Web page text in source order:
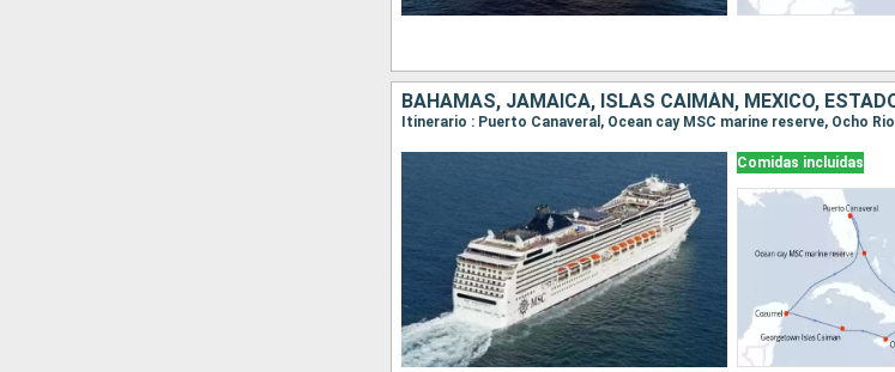
BAHAMAS, JAMAICA, ISLAS CAIMÁN, MÉXICO,
Comidas incluidas